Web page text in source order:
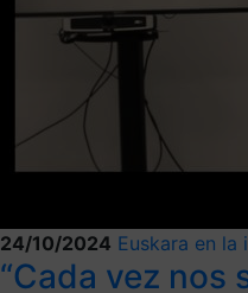
24/10/2024 Euskara en la
“Cada vez nos